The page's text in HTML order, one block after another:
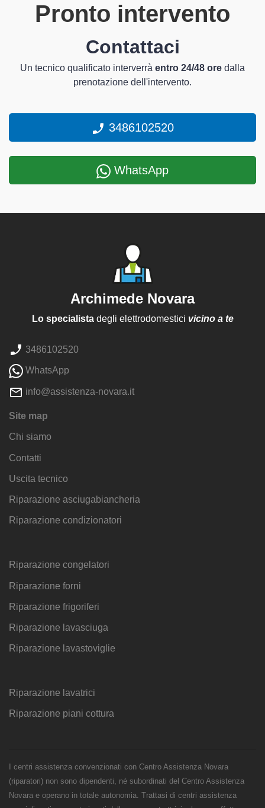
Pronto intervento
Contattaci
Un tecnico qualificato interverrà entro 24/48 ore dalla
prenotazione dell'intervento.
3486102520
WhatsApp
Archimede Novara
Lo specialistadegli elettrodomestici vicino a te
3486102520
WhatsApp
info@assistenza-novara.it
Site map
Chi siamo
Contatti
Uscita tecnico
Riparazione asciugabiancheria
Riparazione condizionatori
Riparazione congelatori
Riparazione forni
Riparazione frigoriferi
Riparazione lavasciuga
Riparazione lavastoviglie
Riparazione lavatrici
Riparazione piani cottura
I centri assistenza convenzionati con Centro Assistenza Novara
(riparatori) non sono dipendenti, né subordinati del Centro Assistenza
Novara e operano in totale autonomia. Trattasi di centri assistenza